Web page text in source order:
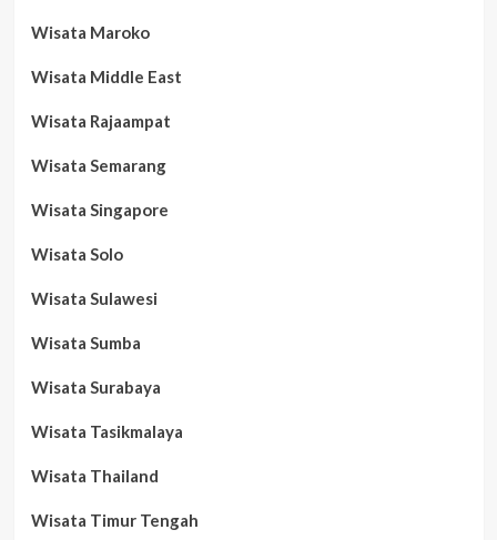
Wisata Maroko
Wisata Middle East
Wisata Rajaampat
Wisata Semarang
Wisata Singapore
Wisata Solo
Wisata Sulawesi
Wisata Sumba
Wisata Surabaya
Wisata Tasikmalaya
Wisata Thailand
Wisata Timur Tengah